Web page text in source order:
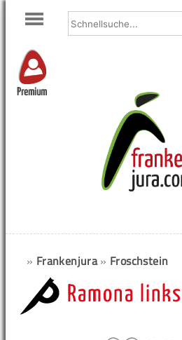
Premium
» Frankenjura» Froschstein
Ramona